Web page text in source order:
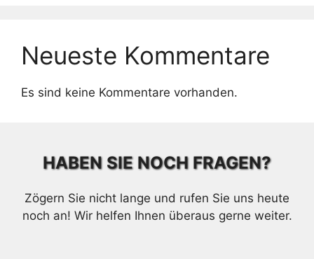
Neueste Kommentare
Es sind keine Kommentare vorhanden.
HABEN SIE NOCH FRAGEN?
Zögern Sie nicht lange und rufen Sie uns heute
noch an! Wir helfen Ihnen überaus gerne weiter.